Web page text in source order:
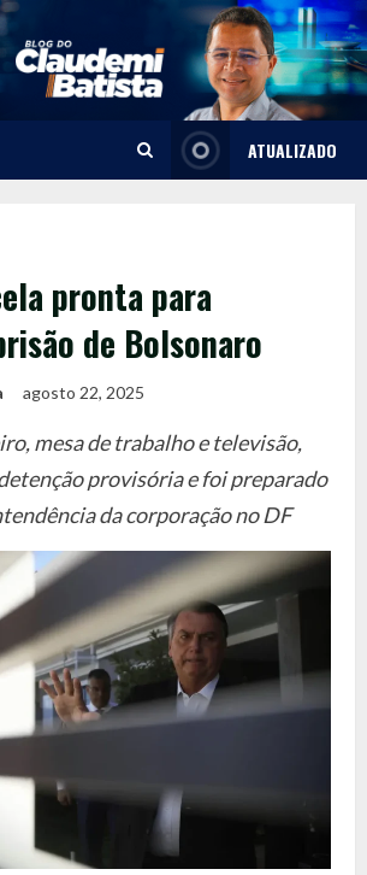
ATUALIZADO
pronta para
de Bolsonaro
agosto 22, 2025
mesa de trabalho e televisão,
provisória e foi preparado
da corporação no DF